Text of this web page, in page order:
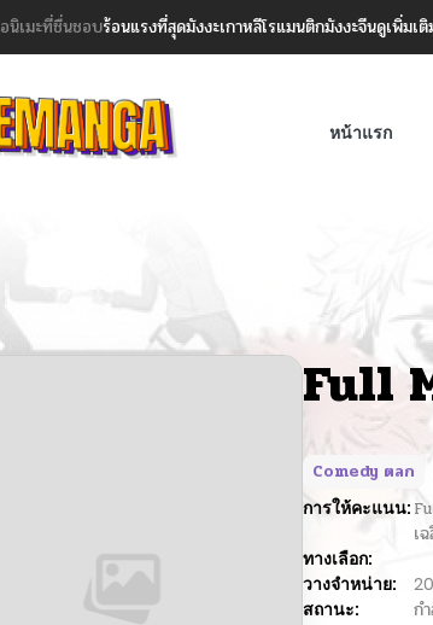
นิเมะที่ชื่นชอบร้อนแรงที่สุดมังงะเกาหลีโรแมนติกมังงะจีนดูเพิ่มเ
หน้าแรก
Full
Comedy ตลก
การให้คะแนน:
เ
ทางเลือก:
วางจำหน่าย:
สถานะ:
ก